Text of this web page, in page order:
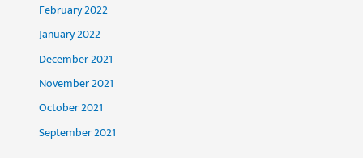
February 2022
January 2022
December 2021
November 2021
October 2021
September 2021